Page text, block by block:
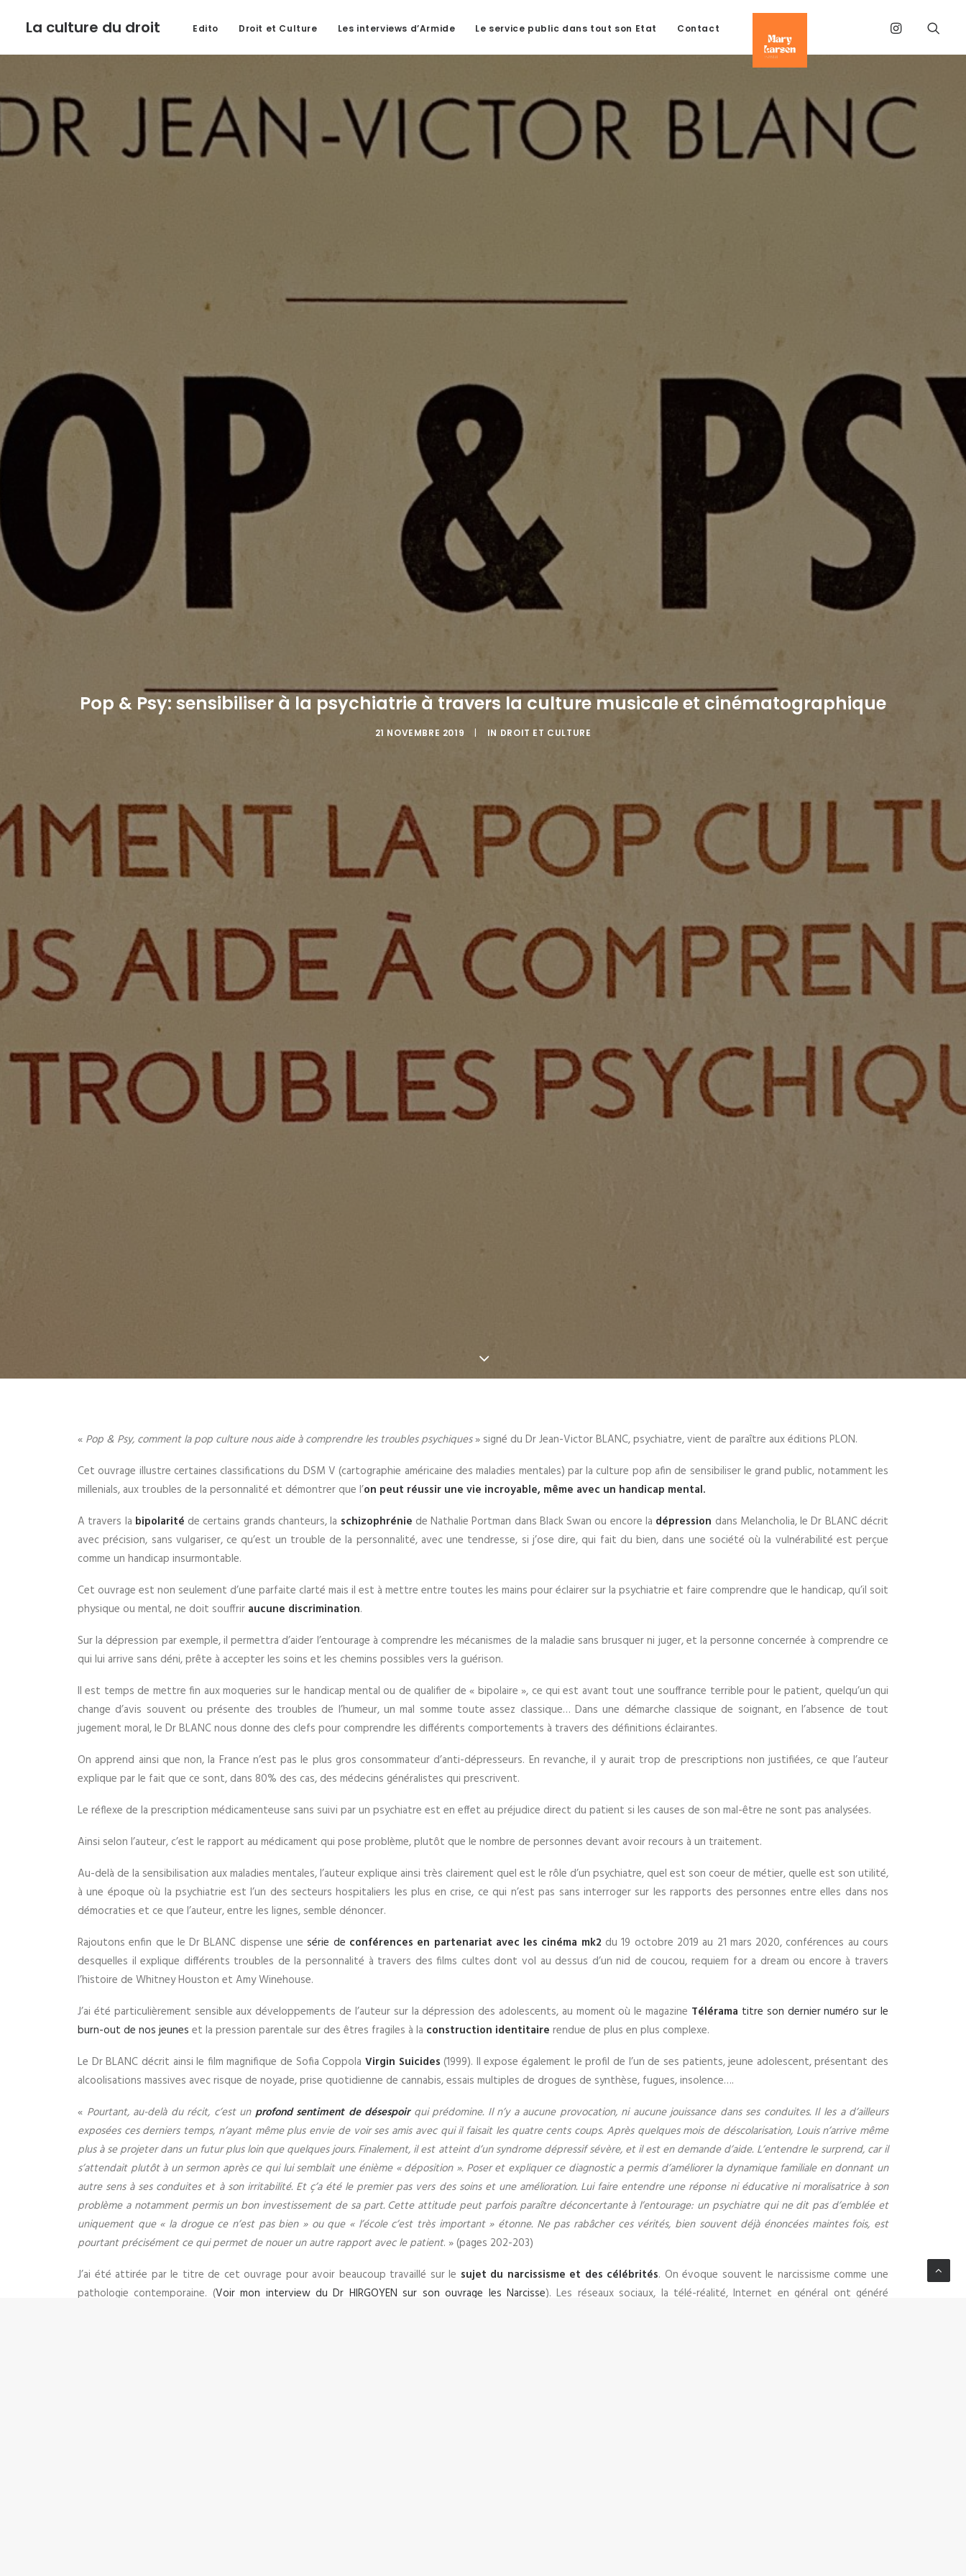
La culture du droit Edito Droit et Culture Les interviews d’Armide Le service public dans tout son Etat Contact
Pop & Psy: sensibiliser à la psychiatrie à travers la culture musicale et cinématographique
21 NOVEMBRE 2019 | IN DROIT ET CULTURE
« Pop & Psy, comment la pop culture nous aide à comprendre les troubles psychiques» signé du Dr Jean-Victor BLANC, psychiatre, vient de paraître aux éditions PLON.
Cet ouvrage illustre certaines classifications du DSM V (cartographie américaine des maladies mentales) par la culture pop afin de sensibiliser le grand public, notamment les
millenials, aux troubles de la personnalité et démontrer que l’on peut réussir une vie incroyable, même avec un handicap mental.
A travers la bipolarité de certains grands chanteurs, la schizophrénie de Nathalie Portman dans Black Swan ou encore la dépression dans Melancholia, le Dr BLANC décrit
avec précision, sans vulgariser, ce qu’est un trouble de la personnalité, avec une tendresse, si j’ose dire, qui fait du bien, dans une société où la vulnérabilité est perçue
comme un handicap insurmontable.
Cet ouvrage est non seulement d’une parfaite clarté mais il est à mettre entre toutes les mains pour éclairer sur la psychiatrie et faire comprendre que le handicap, qu’il soit
physique ou mental, ne doit souffrir aucune discrimination.
Sur la dépression par exemple, il permettra d’aider l’entourage à comprendre les mécanismes de la maladie sans brusquer ni juger, et la personne concernée à comprendre ce
qui lui arrive sans déni, prête à accepter les soins et les chemins possibles vers la guérison.
Il est temps de mettre fin aux moqueries sur le handicap mental ou de qualifier de « bipolaire », ce qui est avant tout une souffrance terrible pour le patient, quelqu’un qui
change d’avis souvent ou présente des troubles de l’humeur, un mal somme toute assez classique… Dans une démarche classique de soignant, en l’absence de tout
jugement moral, le Dr BLANC nous donne des clefs pour comprendre les différents comportements à travers des définitions éclairantes.
On apprend ainsi que non, la France n’est pas le plus gros consommateur d’anti-dépresseurs. En revanche, il y aurait trop de prescriptions non justifiées, ce que l’auteur
explique par le fait que ce sont, dans 80% des cas, des médecins généralistes qui prescrivent.
Le réflexe de la prescription médicamenteuse sans suivi par un psychiatre est en effet au préjudice direct du patient si les causes de son mal-être ne sont pas analysées.
Ainsi selon l’auteur, c’est le rapport au médicament qui pose problème, plutôt que le nombre de personnes devant avoir recours à un traitement.
Au-delà de la sensibilisation aux maladies mentales, l’auteur explique ainsi très clairement quel est le rôle d’un psychiatre, quel est son coeur de métier, quelle est son utilité,
à une époque où la psychiatrie est l’un des secteurs hospitaliers les plus en crise, ce qui n’est pas sans interroger sur les rapports des personnes entre elles dans nos
démocraties et ce que l’auteur, entre les lignes, semble dénoncer.
Rajoutons enfin que le Dr BLANC dispense unesérie de conférences en partenariat avec les cinéma mk2 du 19 octobre 2019 au 21 mars 2020, conférences au cours
desquelles il explique différents troubles de la personnalité à travers des films cultes dont vol au dessus d’un nid de coucou, requiem for a dream ou encore à travers
l’histoire de Whitney Houston et Amy Winehouse.
J’ai été particulièrement sensible aux développements de l’auteur sur la dépression des adolescents, au moment où le magazine Télérama titre son dernier numéro sur le
burn-out de nos jeunes et la pression parentale sur des êtres fragiles à la construction identitaire rendue de plus en plus complexe.
Le Dr BLANC décrit ainsi le film magnifique de Sofia Coppola Virgin Suicides (1999). Il expose également le profil de l’un de ses patients, jeune adolescent, présentant des
alcoolisations massives avec risque de noyade, prise quotidienne de cannabis, essais multiples de drogues de synthèse, fugues, insolence….
« Pourtant, au-delà du récit, c’est un profond sentiment de désespoirqui prédomine. Il n’y a aucune provocation, ni aucune jouissance dans ses conduites. Il les a d’ailleurs
exposées ces derniers temps, n’ayant même plus envie de voir ses amis avec qui il faisait les quatre cents coups. Après quelques mois de déscolarisation, Louis n’arrive même
plus à se projeter dans un futur plus loin que quelques jours. Finalement, il est atteint d’un syndrome dépressif sévère, et il est en demande d’aide. L’entendre le surprend, car il
s’attendait plutôt à un sermon après ce qui lui semblait une énième « déposition ». Poser et expliquer ce diagnostic a permis d’améliorer la dynamique familiale en donnant un
autre sens à ses conduites et à son irritabilité. Et ç’a été le premier pas vers des soins et une amélioration. Lui faire entendre une réponse ni éducative ni moralisatrice à son
problème a notamment permis un bon investissement de sa part. Cette attitude peut parfois paraître déconcertante à l’entourage: un psychiatre qui ne dit pas d’emblée et
uniquement que « la drogue ce n’est pas bien » ou que « l’école c’est très important » étonne. Ne pas rabâcher ces vérités, bien souvent déjà énoncées maintes fois, est
pourtant précisément ce qui permet de nouer un autre rapport avec le patient. » (pages 202-203)
J’ai été attirée par le titre de cet ouvrage pour avoir beaucoup travaillé sur le sujet du narcissisme et des célébrités. On évoque souvent le narcissisme comme une
pathologie contemporaine. (Voir mon interview du Dr HIRGOYEN sur son ouvrage les Narcisse). Les réseaux sociaux, la télé-réalité, Internet en général ont généré